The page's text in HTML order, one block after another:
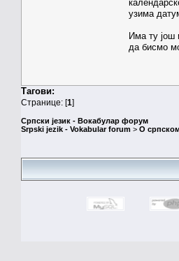
узима
Има ту још
да бисмо
Тагови:
Странице: [1]
Српски језик - Вокабулар форум
Srpski jezik - Vokabular forum > О српском